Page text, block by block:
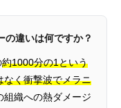
の違いは何ですか？
約1000分の1という
なく衝撃波でメラニ
組織への熱ダメージ